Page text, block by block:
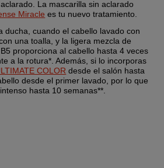
Miracle es tu nuevo tratamiento.
ducha, cuando el cabello lavado con
una toalla, y la ligera mezcla de
proporciona al cabello hasta 4 veces
a la rotura*. Además, si lo incorporas
COLOR desde el salón hasta
desde el primer lavado, por lo que
hasta 10 semanas**.